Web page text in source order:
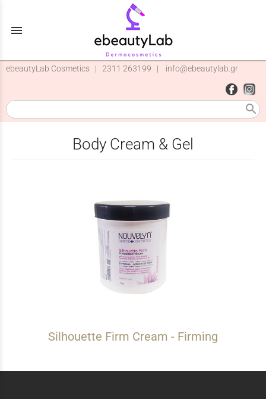
menu
ebeautyLab Cosmetics | 2311 263199 | info@ebeautylab.gr
search
Body Cream & Gel
Silhouette Firm Cream - Firming